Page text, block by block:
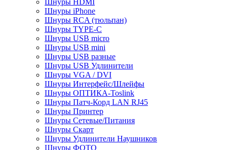
Шнуры HDMI
Шнуры iPhone
Шнуры RCA (тюльпан)
Шнуры TYPE-C
Шнуры USB micro
Шнуры USB mini
Шнуры USB разные
Шнуры USB Удлинители
Шнуры VGA / DVI
Шнуры Интерфейс/Шлейфы
Шнуры ОПТИКА-Toslink
Шнуры Патч-Корд LAN RJ45
Шнуры Принтер
Шнуры Сетевые/Питания
Шнуры Скарт
Шнуры Удлинители Наушников
Шнуры ФОТО